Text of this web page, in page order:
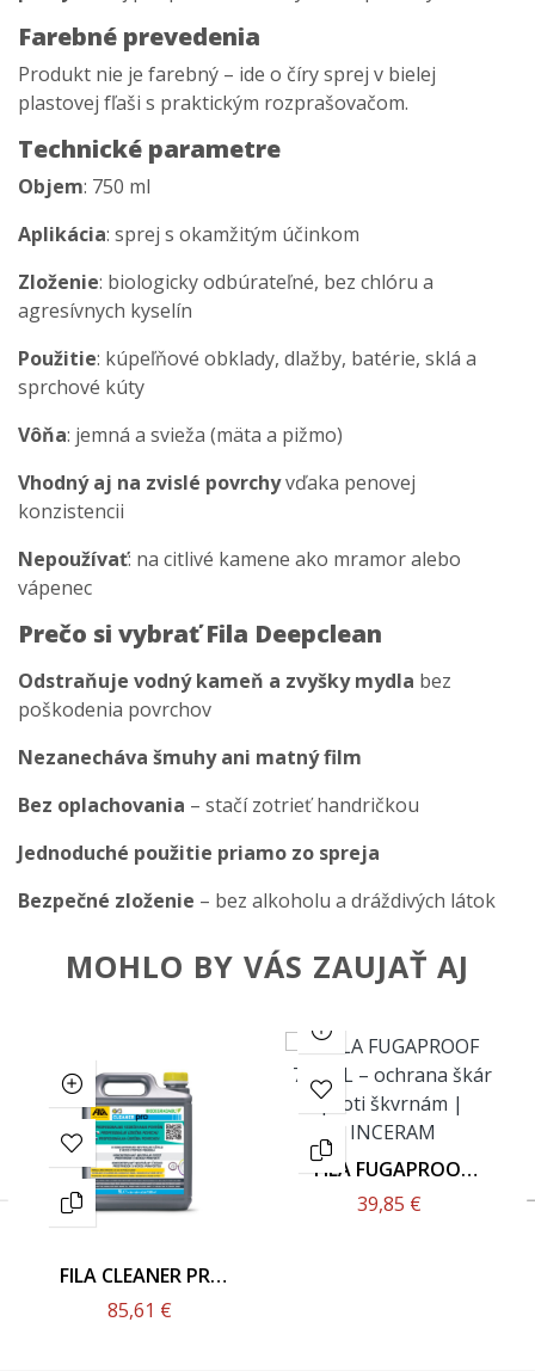
Farebné prevedenia
Produkt nie je farebný – ide o číry sprej v bielej
plastovej fľaši s praktickým rozprašovačom.
Technické parametre
Objem: 750 ml
Aplikácia: sprej s okamžitým účinkom
Zloženie: biologicky odbúrateľné, bez chlóru a
agresívnych kyselín
Použitie: kúpeľňové obklady, dlažby, batérie, sklá a
sprchové kúty
Vôňa: jemná a svieža (mäta a pižmo)
Vhodný aj na zvislé povrchyvďaka penovej
konzistencii
Nepoužívať: na citlivé kamene ako mramor alebo
vápenec
Prečo si vybrať Fila Deepclean
Odstraňuje vodný kameň a zvyšky mydla bez
poškodenia povrchov
Nezanecháva šmuhy ani matný film
Bez oplachovania – stačí zotrieť handričkou
Jednoduché použitie priamo zo spreja
Bezpečné zloženie – bez alkoholu a dráždivých látok
MOHLO BY VÁS ZAUJAŤ AJ
FILA CLEANER PRO
5L
85,61 €
FILA FUGAPROOF
750ML
39,85 €